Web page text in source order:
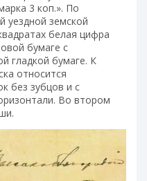
3 коп.». По
уездной земской
белая цифра
бумаге с
гладкой бумаге. К
относится
без зубцов и с
Во втором